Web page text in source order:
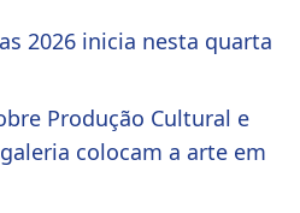
2026 inicia nesta quarta
Produção Cultural e
colocam a arte em